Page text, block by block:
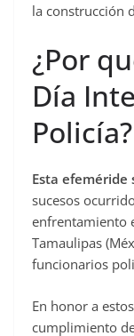
la construcción
¿Por
Día
Policía?
Esta efeméride
sucesos
enfrentamiento
Tamaulipas
funcionarios
En honor a
cumplimiento